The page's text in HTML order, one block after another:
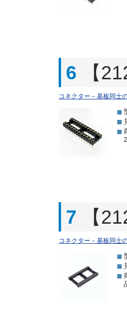
6 【
コネクター－基板同士
7 【
コネクター－基板同士